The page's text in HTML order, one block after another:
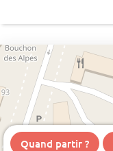
Quand partir ?